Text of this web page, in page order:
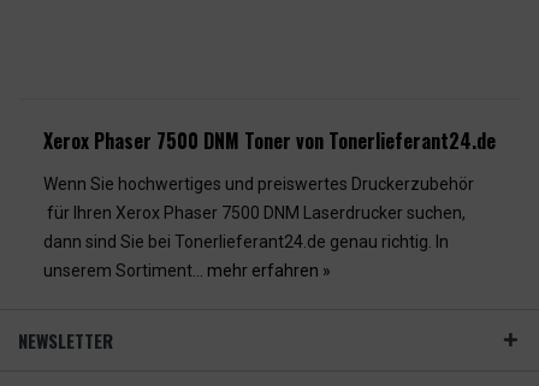
Xerox Phaser 7500 DNM Toner von Tonerlieferant24.de
Wenn Sie hochwertiges und preiswertes Druckerzubehör
für Ihren Xerox Phaser 7500 DNM Laserdrucker suchen,
dann sind Sie bei Tonerlieferant24.de genau richtig. In
unserem Sortiment... mehr erfahren »
NEWSLETTER